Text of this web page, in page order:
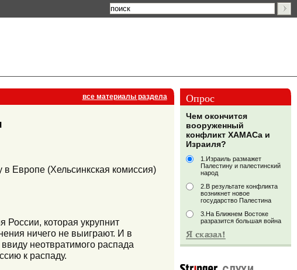
все материалы раздела
Европе (Хельсинкская комиссия)
России, которая укрупнит
ничего не выиграют. И в
неотвратимого распада
к распаду.
Опрос
Чем окончится
вооруженный
конфликт ХАМАСа и
Израиля?
1.Израиль размажет
Палестину и палестинский
народ
2.В результате конфликта
возникнет новое
государство Палестина
3.На Ближнем Востоке
разразится большая война